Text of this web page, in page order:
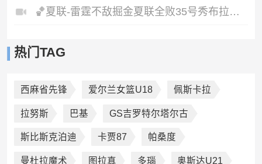
🏀夏联-雷霆不敌掘金夏联全败35号秀布拉齐尔32+6马拉14+7+6
热门TAG
西麻省先锋 爱尔兰女篮U18 佩斯卡拉
拉努斯 巴基 GS吉罗特尔塔尔古
斯比斯克泊迪 卡贾87 帕桑度
曼杜拉魔术 图拉真 多瑙 奥斯达U21